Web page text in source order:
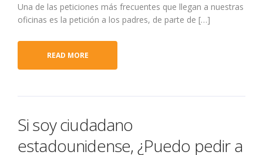
Una de las peticiones más frecuentes que llegan a nuestras
oficinas es la petición a los padres, de parte de […]
READ MORE
Si soy ciudadano
estadounidense, ¿Puedo pedir a